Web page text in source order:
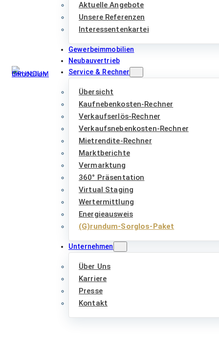
Aktuelle Angebote
Unsere Referenzen
Interessentenkartei
Gewerbeimmobilien
Neubauvertrieb
Service & Rechner
Übersicht
Kaufnebenkosten-Rechner
Verkaufserlös-Rechner
Verkaufsnebenkosten-Rechner
Mietrendite-Rechner
Marktberichte
Vermarktung
360° Präsentation
Virtual Staging
Wertermittlung
Energieausweis
(G)rundum-Sorglos-Paket
Unternehmen
Über Uns
Karriere
Presse
Kontakt